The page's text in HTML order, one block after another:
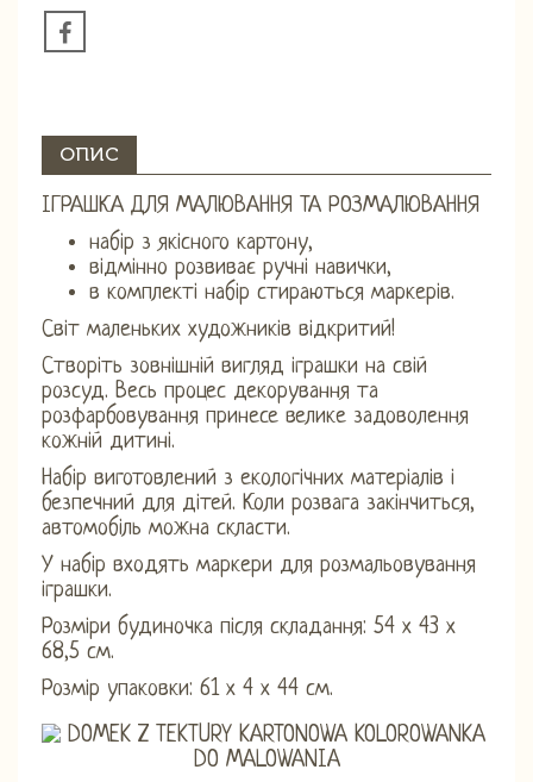
ОПИС
ІГРАШКА ДЛЯ МАЛЮВАННЯ ТА РОЗМАЛЮВАННЯ
набір з якісного картону,
відмінно розвиває ручні навички,
в комплекті набір стираються маркерів.
Світ маленьких художників відкритий!
Створіть зовнішній вигляд іграшки на свій
розсуд. Весь процес декорування та
розфарбовування принесе велике задоволення
кожній дитині.
Набір виготовлений з екологічних матеріалів і
безпечний для дітей. Коли розвага закінчиться,
автомобіль можна скласти.
У набір входять маркери для розмальовування
іграшки.
Розміри будиночка після складання: 54 х 43 х
68,5 см.
Розмір упаковки: 61 х 4 х 44 см.